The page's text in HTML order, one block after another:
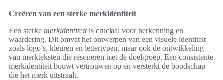
Creëren van een sterke merkidentiteit
Een sterke merkidentiteitis cruciaal voor herkenning en
waardering. Dit omvat het ontwerpen van een visuele identiteit
zoals logo’s, kleuren en lettertypen, maar ook de ontwikkeling
van merkteksten die resoneren met de doelgroep. Een consistente
merkidentiteit bouwt vertrouwen op en versterkt de boodschap
die het merk uitstraalt.